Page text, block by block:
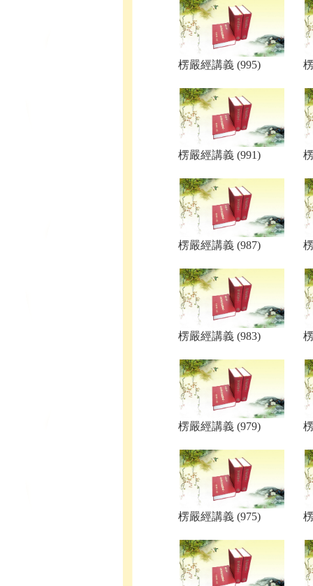
楞嚴經講義 (995)
楞嚴經講義 (991)
楞嚴經講義 (987)
楞嚴經講義 (983)
楞嚴經講義 (979)
楞嚴經講義 (975)